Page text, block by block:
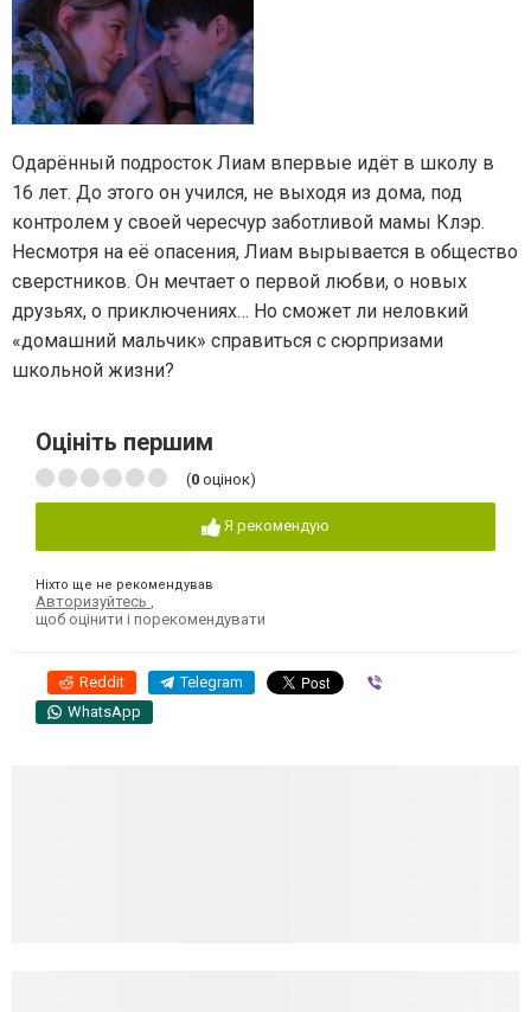
Одарённый подросток Лиам впервые идёт в школу в
16 лет. До этого он учился, не выходя из дома, под
контролем у своей чересчур заботливой мамы Клэр.
Несмотря на её опасения, Лиам вырывается в общество
сверстников. Он мечтает о первой любви, о новых
друзьях, о приключениях… Но сможет ли неловкий
«домашний мальчик» справиться с сюрпризами
школьной жизни?
Оцініть першим
(0 оцінок)
Я рекомендую
Ніхто ще не рекомендував
Авторизуйтесь
щоб оцінити і порекомендувати
Reddit Telegram
WhatsApp